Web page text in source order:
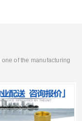
of the manufacturing